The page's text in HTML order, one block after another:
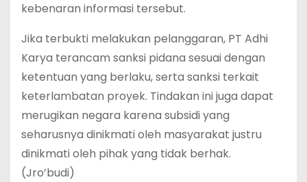
kebenaran informasi tersebut.
Jika terbukti melakukan pelanggaran, PT Adhi
Karya terancam sanksi pidana sesuai dengan
ketentuan yang berlaku, serta sanksi terkait
keterlambatan proyek. Tindakan ini juga dapat
merugikan negara karena subsidi yang
seharusnya dinikmati oleh masyarakat justru
dinikmati oleh pihak yang tidak berhak.
(Jro’budi)